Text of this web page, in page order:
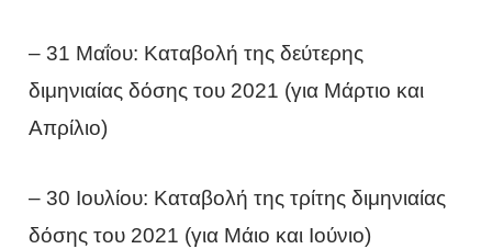
– 31 Μαΐου: Καταβολή της δεύτερης
διμηνιαίας δόσης του 2021 (για Μάρτιο και
Απρίλιο)
– 30 Ιουλίου: Καταβολή της τρίτης διμηνιαίας
δόσης του 2021 (για Μάιο και Ιούνιο)